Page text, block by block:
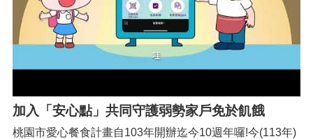
加入「安心點」共同守護弱勢家戶免於飢餓
桃園市愛心餐食計畫自103年開辦迄今10週年囉!今(113年)